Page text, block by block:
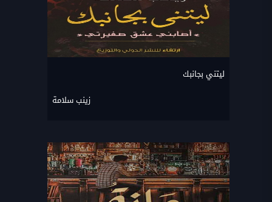
ليتني بجانبك
زينب سلامة